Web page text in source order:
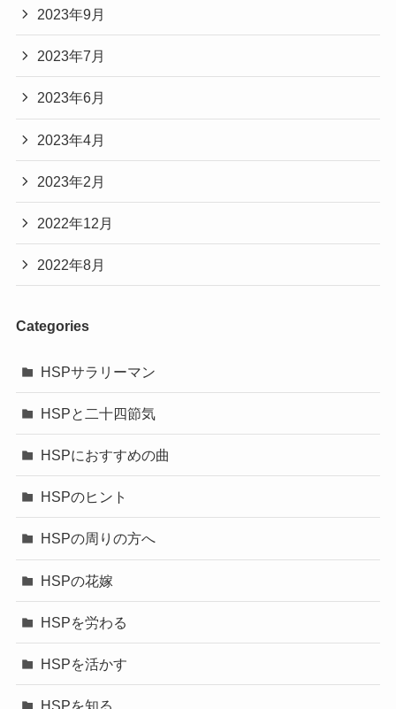
2023年9月
2023年7月
2023年6月
2023年4月
2023年2月
2022年12月
2022年8月
Categories
HSPサラリーマン
HSPと二十四節気
HSPにおすすめの曲
HSPのヒント
HSPの周りの方へ
HSPの花嫁
HSPを労わる
HSPを活かす
HSPを知る